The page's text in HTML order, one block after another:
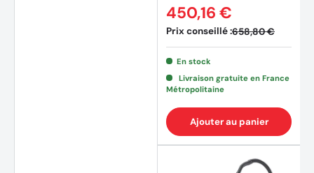
Prix conseillé :658,80 €
450,16 €
En stock
Livraison gratuite en France
Métropolitaine
Ajouter au panier